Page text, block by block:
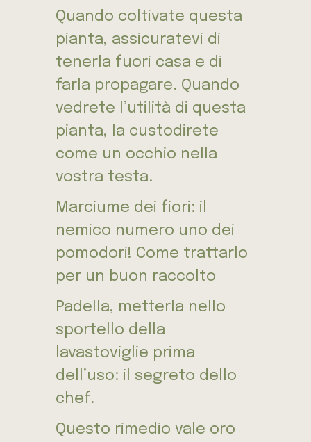
Quando coltivate questa
pianta, assicuratevi di
tenerla fuori casa e di
farla propagare. Quando
vedrete l’utilità di questa
pianta, la custodirete
come un occhio nella
vostra testa.
Marciume dei fiori: il
nemico numero uno dei
pomodori! Come trattarlo
per un buon raccolto
Padella, metterla nello
sportello della
lavastoviglie prima
dell’uso: il segreto dello
chef.
Questo rimedio vale oro